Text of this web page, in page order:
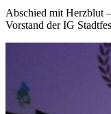
Abschied mit Herzblut
Vorstand der IG